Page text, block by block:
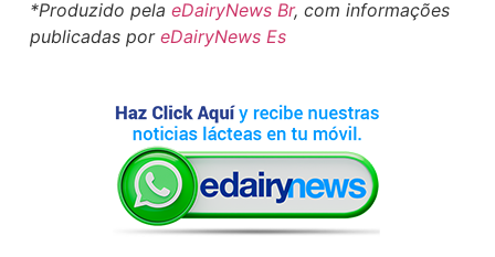
*Produzido pelaeDairyNews Br, com informações
publicadas poreDairyNews Es